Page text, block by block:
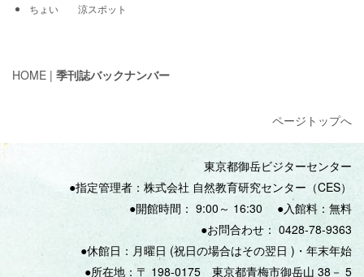
ちょい 涼スポット
HOME | 季刊誌バックナンバー
ページトップへ
東京都御岳ビジターセンター
●指定管理者：株式会社 自然教育研究センター（CES）
●開館時間： 9:00 ～ 16:30
●入館料：無料
●お問合わせ： 0428‐78‐9363
●休館日：月曜日 (祝日の場合はその翌日 ) ・年末年始
●所在地：〒 198-0175 東京都青梅市御岳山 38 － 5